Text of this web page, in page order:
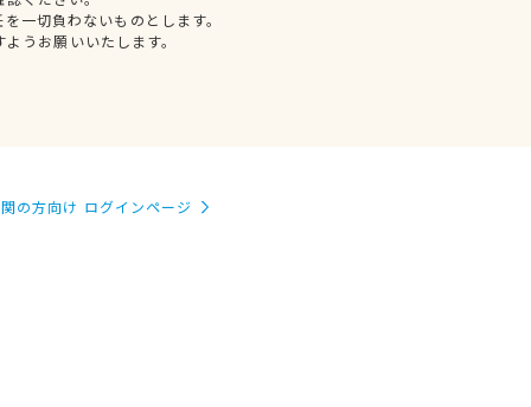
一切負わないものとします。
うお願いいたします。
の方向け ログインページ